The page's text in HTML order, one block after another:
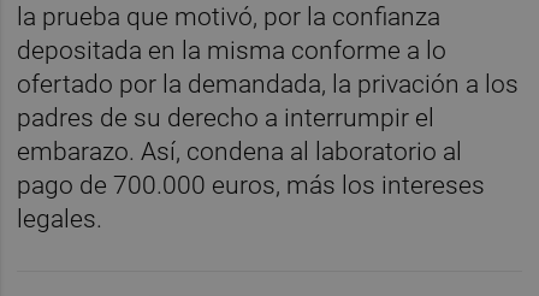
la prueba que motivó, por la confianza
depositada en la misma conforme a lo
ofertado por la demandada, la privación a los
padres de su derecho a interrumpir el
embarazo. Así, condena al laboratorio al
pago de 700.000 euros, más los intereses
legales.